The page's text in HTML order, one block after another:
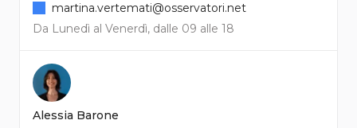
Da Lunedì al Venerdì, dalle 09 alle 18
martina.vertemati@osservatori.net
Alessia Barone